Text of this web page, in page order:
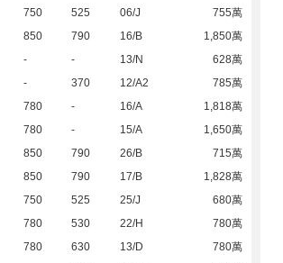
750 525 06/J
755萬
850 790 16/B
1,850萬
- - 13/N
628萬
- 370 12/A2
785萬
780 - 16/A
1,818萬
780 - 15/A
1,650萬
850 790 26/B
715萬
850 790 17/B
1,828萬
750 525 25/J
680萬
780 530 22/H
780萬
780 630 13/D
780萬